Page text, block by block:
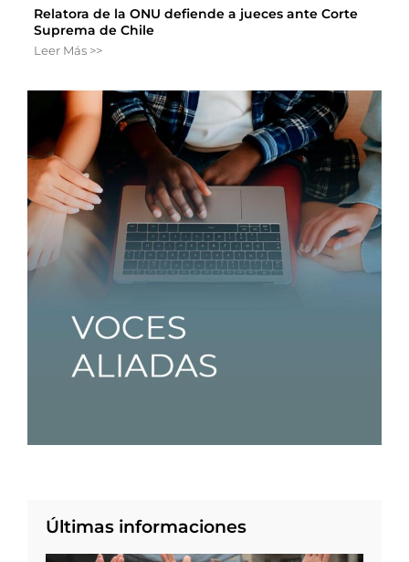
Relatora de la ONU defiende a jueces ante Corte
Suprema de Chile
Leer Más >>
Últimas informaciones